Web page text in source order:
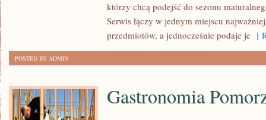
którzy chcą podejść do sezonu
Serwis łączy w jednym miejscu
przedmiotów, a jednocześnie podaje je [
POSTED BY ADMIN
Gastronomia